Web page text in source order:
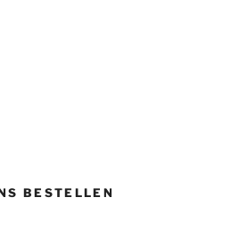
BESTELLEN